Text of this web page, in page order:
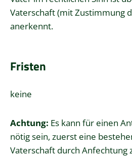
Vaterschaft (mit Zustimmung
anerkennt.
Fristen
keine
Achtung: Es kann für einen
nötig sein, zuerst eine
Vaterschaft durch Anfechtung